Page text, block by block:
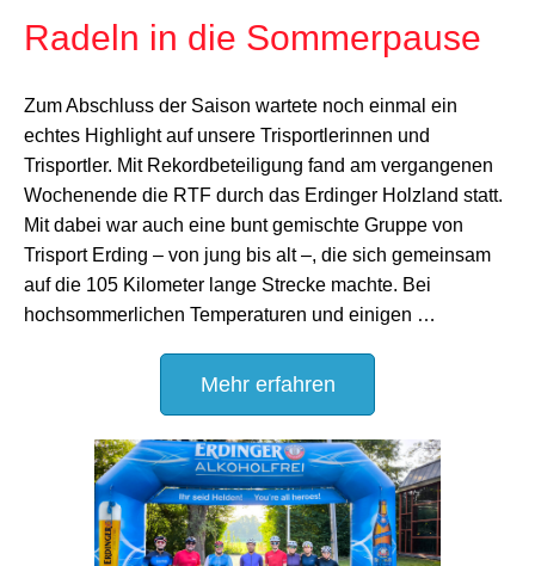
Radeln in die Sommerpause
Zum Abschluss der Saison wartete noch einmal ein
echtes Highlight auf unsere Trisportlerinnen und
Trisportler. Mit Rekordbeteiligung fand am vergangenen
Wochenende die RTF durch das Erdinger Holzland statt.
Mit dabei war auch eine bunt gemischte Gruppe von
Trisport Erding – von jung bis alt –, die sich gemeinsam
auf die 105 Kilometer lange Strecke machte. Bei
hochsommerlichen Temperaturen und einigen …
Mehr erfahren